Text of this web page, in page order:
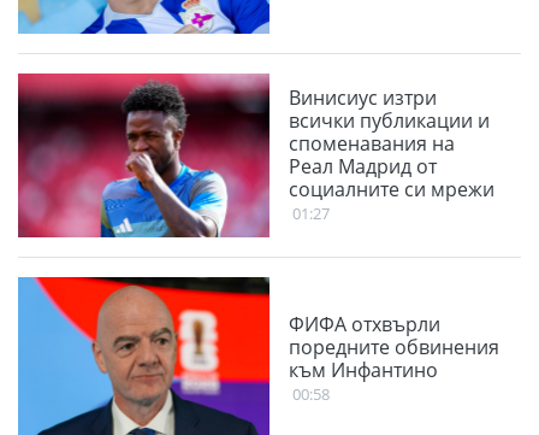
Винисиус изтри
всички публикации и
споменавания на
Реал Мадрид от
социалните си мрежи
01:27
ФИФА отхвърли
поредните обвинения
към Инфантино
00:58